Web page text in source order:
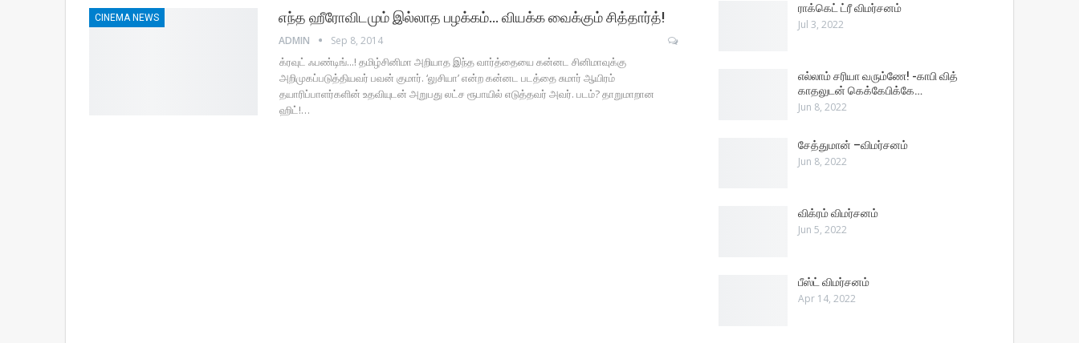
CINEMA NEWS எந்த ஹீரோவிடமும் இல்லாத பழக்கம்… வியக்க வைக்கும் சித்தார்த்!
ADMIN Sep 8, 2014
க்ரவுட் ஃபண்டிங்...! தமிழ்சினிமா அறியாத இந்த வார்த்தையை கன்னட சினிமாவுக்கு
அறிமுகப்படுத்தியவர் பவன் குமார். ‘லுசியா’ என்ற கன்னட படத்தை சுமார் ஆயிரம்
தயாரிப்பாளர்களின் உதவியுடன் அறுபது லட்ச ரூபாயில் எடுத்தவர் அவர். படம்? தாறுமாறான
ஹிட்!…
ராக்கெட் ட்ரீ விமர்சனம்
Jul 3, 2022
எல்லாம் சரியா வரும்ணே! -காபி வித்
காதலுடன் கெக்கேபிக்கே…
Jun 8, 2022
சேத்துமான் –விமர்சனம்
Jun 8, 2022
விக்ரம் விமர்சனம்
Jun 5, 2022
பீஸ்ட் விமர்சனம்
Apr 14, 2022